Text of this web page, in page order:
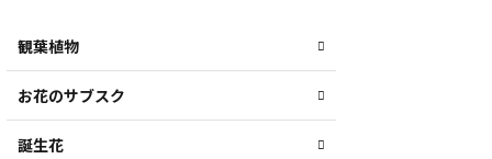
観葉植物
お花のサブスク
誕生花